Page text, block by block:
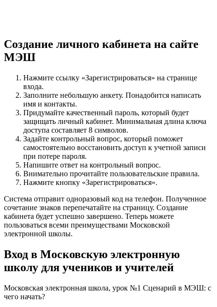
Создание личного кабинета на сайте
МЭШ
Нажмите ссылку «Зарегистрироваться» на странице
входа.
Заполните небольшую анкету. Понадобится написать
имя и контакты.
Придумайте качественный пароль, который будет
защищать личный кабинет. Минимальная длина ключа
доступа составляет 8 символов.
Задайте контрольный вопрос, который поможет
самостоятельно восстановить доступ к учетной записи
при потере пароля.
Напишите ответ на контрольный вопрос.
Внимательно прочитайте пользовательские правила.
Нажмите кнопку «Зарегистрироваться».
Система отправит одноразовый код на телефон. Полученное
сочетание знаков перепечатайте на страницу. Создание
кабинета будет успешно завершено. Теперь можете
пользоваться всеми преимуществами Московской
электронной школы.
Вход в Московскую электронную
школу для учеников и учителей
Московская электронная школа, урок №1 Сценарий в МЭШ: с
чего начать?